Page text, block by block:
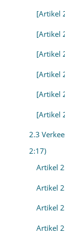
[Artikel
[Artikel
[Artikel
[Artikel
[Artikel
[Artikel
2.3
2:17)
Artikel
Artikel
Artikel
Artikel